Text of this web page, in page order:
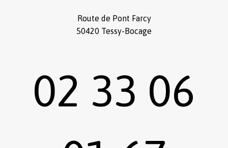
Route de Pont Farcy
50420 Tessy-Bocage
02 33 06